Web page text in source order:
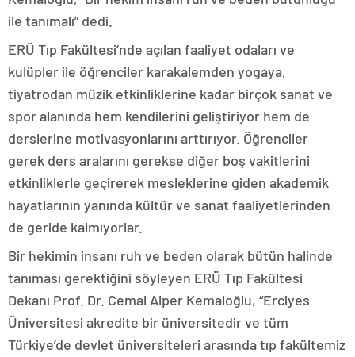
ile tanımalı” dedi.
ERÜ Tıp Fakültesi’nde açılan faaliyet odaları ve
kulüpler ile öğrenciler karakalemden yogaya,
tiyatrodan müzik etkinliklerine kadar birçok sanat ve
spor alanında hem kendilerini geliştiriyor hem de
derslerine motivasyonlarını arttırıyor. Öğrenciler
gerek ders aralarını gerekse diğer boş vakitlerini
etkinliklerle geçirerek mesleklerine giden akademik
hayatlarının yanında kültür ve sanat faaliyetlerinden
de geride kalmıyorlar.
Bir hekimin insanı ruh ve beden olarak bütün halinde
tanıması gerektiğini söyleyen ERÜ Tıp Fakültesi
Dekanı Prof. Dr. Cemal Alper Kemaloğlu, “Erciyes
Üniversitesi akredite bir üniversitedir ve tüm
Türkiye’de devlet üniversiteleri arasında tıp fakültemiz